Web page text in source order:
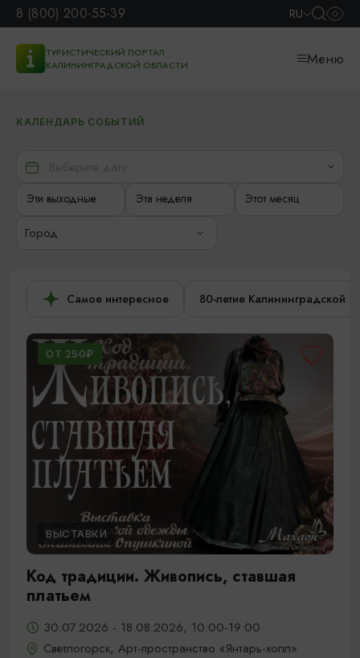
8 (800) 200-55-39 RU
ТУРИСТИЧЕСКИЙ ПОРТАЛ
КАЛИНИНГРАДСКОЙ ОБЛАСТИ
Меню
КАЛЕНДАРЬ СОБЫТИЙ
Эти выходные Эта неделя Этот месяц
Город
Самое интересное 80-летие Калининградской
ОТ 250₽
ВЫСТАВКИ
Код традиции. Живопись, ставшая
платьем
30.07.2026 - 18.08.2026, 10:00-19:00
Светлогорск, Арт-пространство «Янтарь-холл»